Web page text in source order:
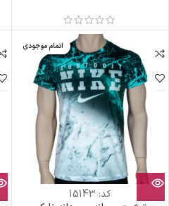
اتمام موجودی
کد: 15143